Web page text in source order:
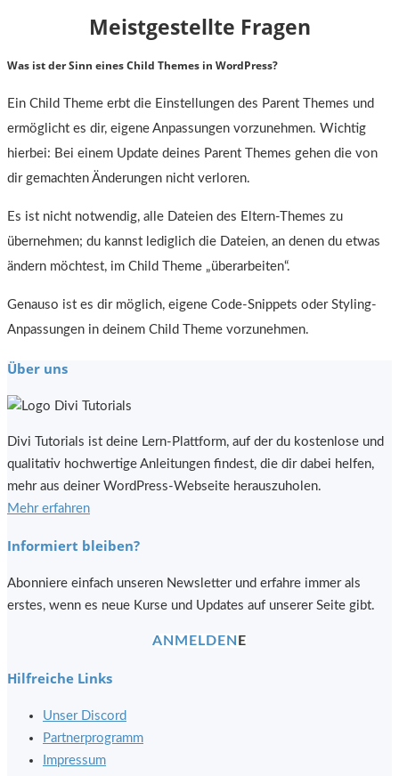
Meistgestellte Fragen
Was ist der Sinn eines Child Themes in WordPress?
Ein Child Theme erbt die Einstellungen des Parent Themes und
ermöglicht es dir, eigene Anpassungen vorzunehmen. Wichtig
hierbei: Bei einem Update deines Parent Themes gehen die von
dir gemachten Änderungen nicht verloren.
Es ist nicht notwendig, alle Dateien des Eltern-Themes zu
übernehmen; du kannst lediglich die Dateien, an denen du etwas
ändern möchtest, im Child Theme „überarbeiten“.
Genauso ist es dir möglich, eigene Code-Snippets oder Styling-
Anpassungen in deinem Child Theme vorzunehmen.
Über uns
Divi Tutorials ist deine Lern-Plattform, auf der du kostenlose und
qualitativ hochwertige Anleitungen findest, die dir dabei helfen,
mehr aus deiner WordPress-Webseite herauszuholen.
Mehr erfahren
Informiert bleiben?
Abonniere einfach unseren Newsletter und erfahre immer als
erstes, wenn es neue Kurse und Updates auf unserer Seite gibt.
ANMELDEN
Hilfreiche Links
Unser Discord
Partnerprogramm
Impressum